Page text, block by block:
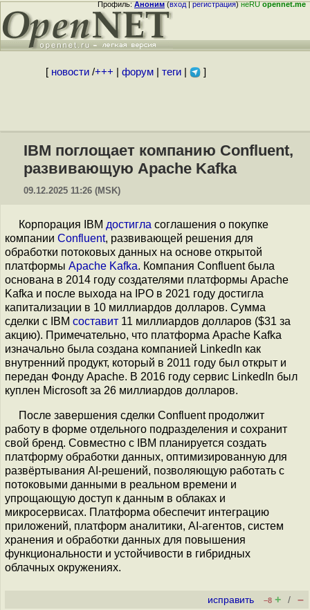
Профиль:Аноним(вход|регистрация)неRUopennet.me
[ новости/+++ форум| теги| ]
IBM поглощает компанию Confluent,
развивающую Apache Kafka
09.12.2025 11:26 (MSK)
Корпорация IBM достигла соглашения о покупке
компании Confluent, развивающей решения для
обработки потоковых данных на основе открытой
платформы Apache Kafka. Компания Confluent была
основана в 2014 году создателями платформы Apache
Kafka и после выхода на IPO в 2021 году достигла
капитализации в 10 миллиардов долларов. Сумма
сделки с IBM составит 11 миллиардов долларов ($31 за
акцию). Примечательно, что платформа Apache Kafka
изначально была создана компанией LinkedIn как
внутренний продукт, который в 2011 году был открыт и
передан Фонду Apache. В 2016 году сервис LinkedIn был
куплен Microsoft за 26 миллиардов долларов.
После завершения сделки Confluent продолжит
работу в форме отдельного подразделения и сохранит
свой бренд. Совместно с IBM планируется создать
платформу обработки данных, оптимизированную для
развёртывания AI-решений, позволяющую работать с
потоковыми данными в реальном времени и
упрощающую доступ к данным в облаках и
микросервисах. Платформа обеспечит интеграцию
приложений, платформ аналитики, AI‑агентов, систем
хранения и обработки данных для повышения
функциональности и устойчивости в гибридных
облачных окружениях.
исправить –8 + / –